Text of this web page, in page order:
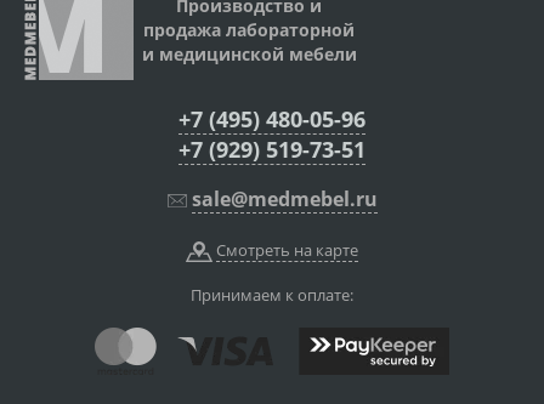
Производство и
продажа лабораторной
и медицинской мебели
+7 (495) 480-05-96
+7 (929) 519-73-51
sale@medmebel.ru
Смотреть на карте
Принимаем к оплате: